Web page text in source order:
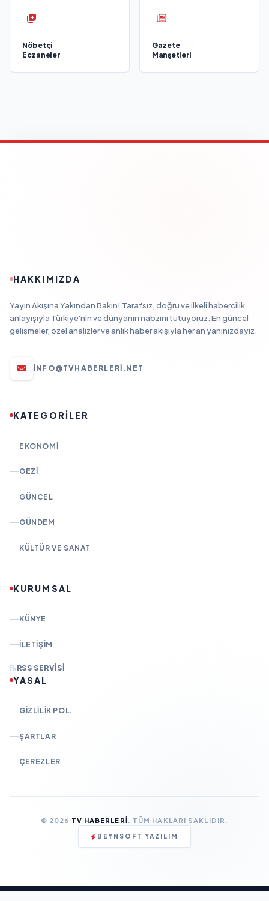
Nöbetçi
Eczaneler
Gazete
Manşetleri
HAKKIMIZDA
Yayın Akışına Yakından Bakın! Tarafsız, doğru ve ilkeli habercilik
anlayışıyla Türkiye'nin ve dünyanın nabzını tutuyoruz. En güncel
gelişmeler, özel analizler ve anlık haber akışıyla her an yanınızdayız.
INFO@TVHABERLERI.NET
KATEGORİLER
EKONOMI
GEZI
GÜNCEL
GÜNDEM
KÜLTÜR VE SANAT
KURUMSAL
KÜNYE
İLETIŞIM
RSS SERVISI
YASAL
GIZLILIK POL.
ŞARTLAR
ÇEREZLER
© 2026 TV HABERLERI. TÜM HAKLARI SAKLIDIR.
BEYNSOFT YAZILIM